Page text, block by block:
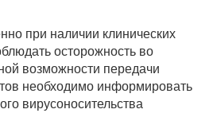
при наличии клинических
осторожность во
возможности передачи
необходимо информировать
вирусоносительства